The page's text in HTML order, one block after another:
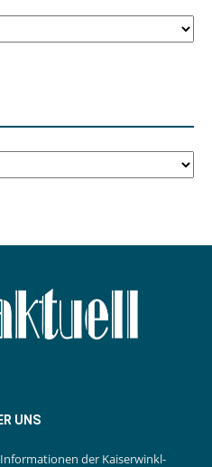
UNS
der Kaiserwinkl-